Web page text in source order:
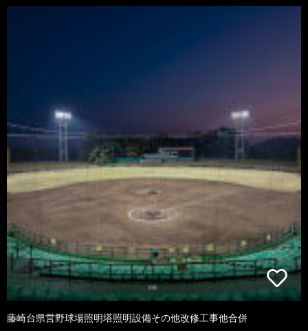
藤崎台県営野球場照明塔照明設備その他改修工事他合併